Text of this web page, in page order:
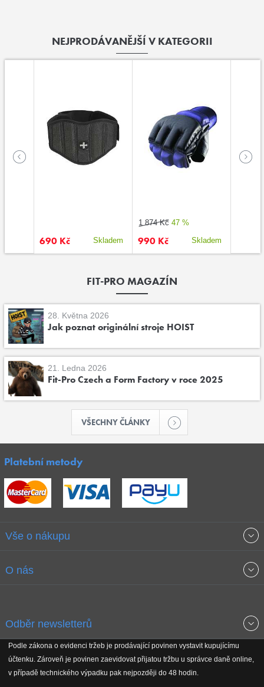
NEJPRODÁVANĚJŠÍ V KATEGORII
690 Kč Skladem
1 874 Kč 47 %
990 Kč Skladem
FIT-PRO MAGAZÍN
28. Května 2026
Jak poznat originální stroje HOIST
21. Ledna 2026
Fit-Pro Czech a Form Factory v roce 2025
VŠECHNY ČLÁNKY
Platební metody
Vše o nákupu
Obchodní podmínky
Reklamační řád
O nás
Koho podporujeme
Odběr newsletterů
Podle zákona o evidenci tržeb je prodávající povinen vystavit kupujícímu
účtenku. Zároveň je povinen zaevidovat přijatou tržbu u správce daně online,
v případě technického výpadku pak nejpozději do 48 hodin.